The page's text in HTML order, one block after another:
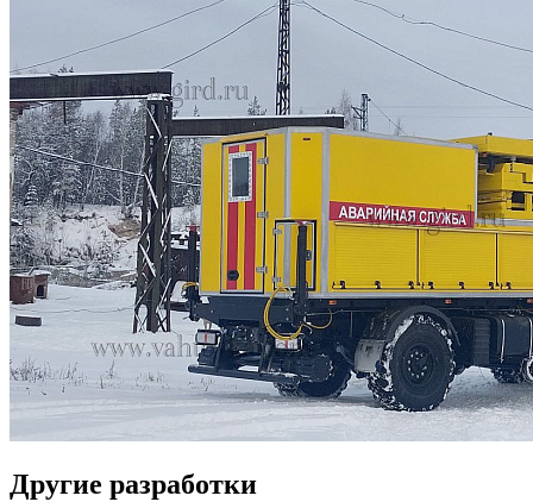
Другие разработки